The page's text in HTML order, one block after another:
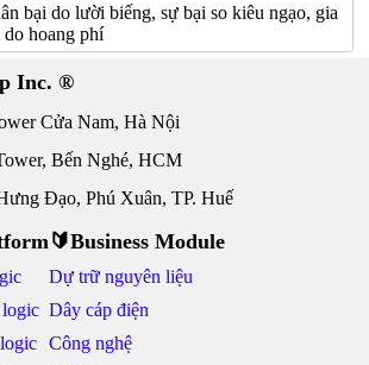
bại do lười biếng, sự bại so kiêu ngạo, gia
do hoang phí
Inc. ®
Cửa Nam, Hà Nội
Bến Nghé, HCM
Đạo, Phú Xuân, TP. Huế
logic
🔰Business Module
Dự trữ nguyên liệu
Dây cáp điện
Công nghệ